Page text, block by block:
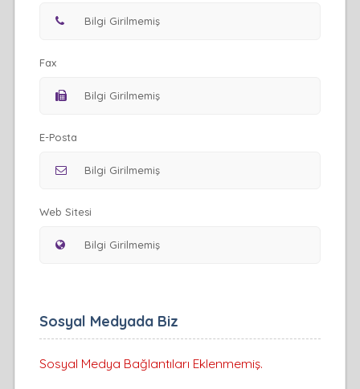
Fax
E-Posta
Web Sitesi
Sosyal Medyada Biz
Sosyal Medya Bağlantıları Eklenmemiş.